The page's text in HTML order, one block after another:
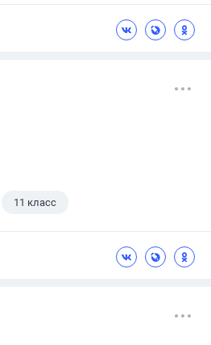
11 класс